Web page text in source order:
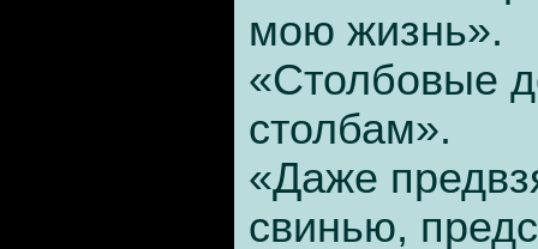
мою жизнь».
«Столбовые
столбам».
«Даже
свинью,